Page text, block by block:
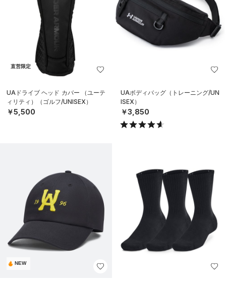
直営限定
UAドライブ ヘッド カバー （ユーテ
ィリティ）（ゴルフ/UNISEX）
￥5,500
UAボディバッグ（トレーニング/UN
ISEX）
￥3,850
NEW